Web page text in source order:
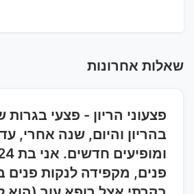
שאלות אחרונות
פצעוני הריון - פצעי בגרות
בהריון והיום, שנה אחרי,
פנים, מקפידה לנקות פנים